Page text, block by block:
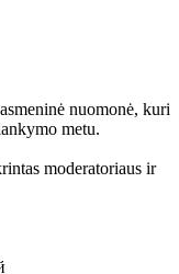
nuomonė, kuri
metu.
moderatoriaus ir